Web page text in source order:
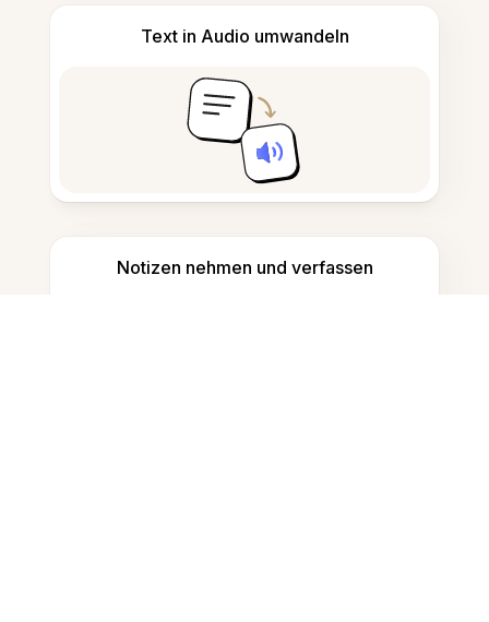
Text in Audio umwandeln
Notizen nehmen und verfassen